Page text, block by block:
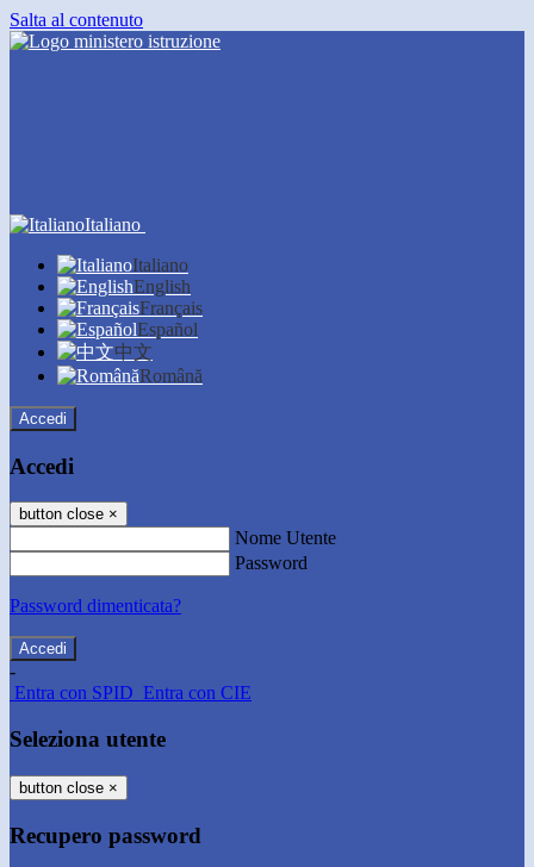
Salta al contenuto
Italiano
Italiano
English
Français
Español
中文
Română
Accedi
Accedi
button close ×
Nome Utente
Password
Password dimenticata?
-
Entra con SPID Entra con CIE
Seleziona utente
button close ×
Recupero password